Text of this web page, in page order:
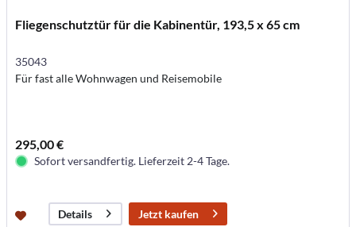
Fliegenschutztür für die Kabinentür, 193,5 x 65 cm
35043
Für fast alle Wohnwagen und Reisemobile
295,00 €
Sofort versandfertig. Lieferzeit 2-4 Tage.
Details Jetzt kaufen